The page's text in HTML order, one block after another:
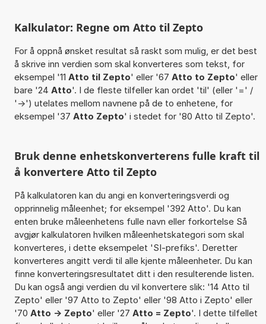
Kalkulator: Regne om Atto til Zepto
For å oppnå ønsket resultat så raskt som mulig, er det best
å skrive inn verdien som skal konverteres som tekst, for
eksempel '11 Atto til Zepto' eller '67 Atto to Zepto' eller
bare '24 Atto'. I de fleste tilfeller kan ordet 'til' (eller '=' /
'->') utelates mellom navnene på de to enhetene, for
eksempel '37 Atto Zepto' i stedet for '80 Atto til Zepto'.
Bruk denne enhetskonverterens fulle kraft til
å konvertere Atto til Zepto
På kalkulatoren kan du angi en konverteringsverdi og
opprinnelig måleenhet; for eksempel '392 Atto'. Du kan
enten bruke måleenhetens fulle navn eller forkortelse Så
avgjør kalkulatoren hvilken måleenhetskategori som skal
konverteres, i dette eksempelet 'SI-prefiks'. Deretter
konverteres angitt verdi til alle kjente måleenheter. Du kan
finne konverteringsresultatet ditt i den resulterende listen.
Du kan også angi verdien du vil konvertere slik: '14 Atto til
Zepto' eller '97 Atto to Zepto' eller '98 Atto i Zepto' eller
'70 Atto -> Zepto' eller '27 Atto = Zepto'. I dette tilfellet